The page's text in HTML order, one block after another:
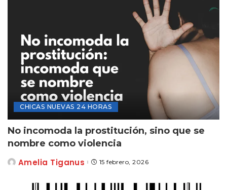
CHICAS NUEVAS 24 HORAS
No incomoda la prostitución, sino que se
nombre como violencia
Posted
Amelia Tiganus 15 febrero, 2026